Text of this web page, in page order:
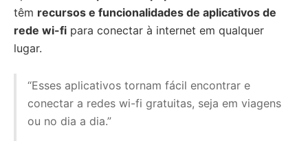
têm recursos e funcionalidades de aplicativos de
rede wi-fi para conectar à internet em qualquer
lugar.
“Esses aplicativos tornam fácil encontrar e
conectar a redes wi-fi gratuitas, seja em viagens
ou no dia a dia.”